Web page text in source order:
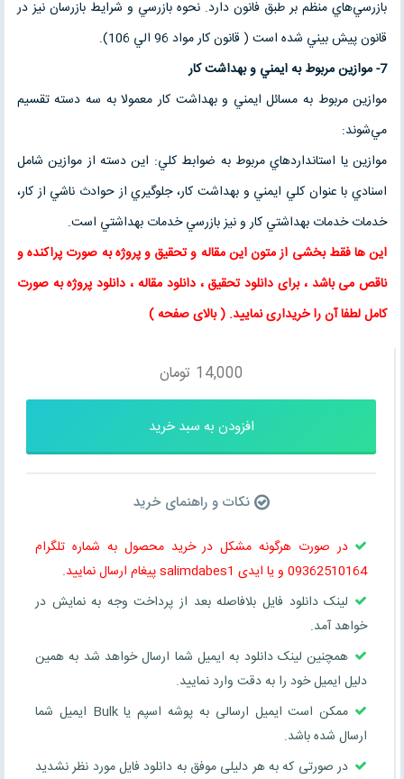
بازرسي‌هاي منظم بر طبق فانون دارد. نحوه بازرسي و شرايط بازرسان نيز در
قانون پيش بيني شده است ( قانون كار مواد 96 الي 106).
7- موازين مربوط به ايمني و بهداشت كار
موازين مربوط به مسائل ايمني و بهداشت كار معمولا به سه دسته تقسيم
مي‌شوند:
موازين يا استاندارد‌هاي مربوط به ضوابط كلي: اين دسته از موازين شامل
اسنادي با عنوان كلي ايمني و بهداشت كار، جلوگيري از حوادث ناشي از كار،
خدمات خدمات بهداشتي كار و نيز بازرسي خدمات بهداشتي است.
این ها فقط بخشی از متون اینمقاله وتحقیق و پروژه به صورت پراکنده و
ناقص می باشد ، برای دانلود تحقیق ،دانلود مقاله ، دانلود پروژه به صورت
کامل لطفا آن را خریداری نمایید. (بالای صفحه)
14,000 تومان
افزودن به سبد خرید
نکات و راهنمای خرید
در صورت هرگونه مشکل در خرید محصول به شماره تلگرام
09362510164 و یا ایدی salimdabes1 پیغام ارسال نمایید.
لینک دانلود فایل بلافاصله بعد از پرداخت وجه به نمایش در
خواهد آمد.
همچنین لینک دانلود به ایمیل شما ارسال خواهد شد به همین
دلیل ایمیل خود را به دقت وارد نمایید.
ممکن است ایمیل ارسالی به پوشه اسپم یا Bulk ایمیل شما
ارسال شده باشد.
در صورتی که به هر دلیلی موفق به دانلود فایل مورد نظر نشدید